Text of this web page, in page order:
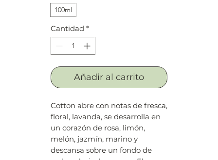
100ml
Cantidad *
Añadir al carrito
Cotton abre con notas de fresca,
floral, lavanda, se desarrolla en
un corazón de rosa, limón,
melón, jazmín, marino y
descansa sobre un fondo de